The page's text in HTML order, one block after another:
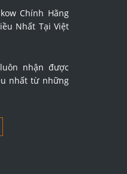
Chính Hãng
Nhất Tại Việt
nhận được
nhất từ những